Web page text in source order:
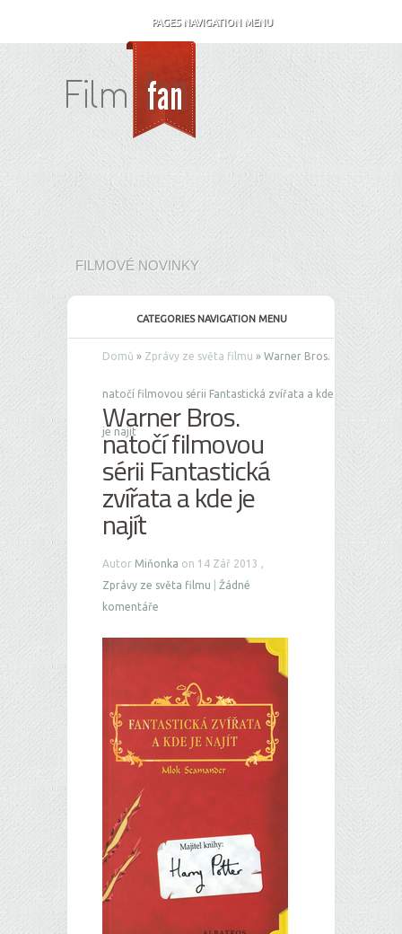
PAGES NAVIGATION MENU
FILMOVÉ NOVINKY
CATEGORIES NAVIGATION MENU
Domů » Zprávy ze světa filmu » Warner Bros.
natočí filmovou sérii Fantastická zvířata a kde
je najít
Warner Bros.
natočí filmovou
sérii Fantastická
zvířata a kde je
najít
Autor Miňonka on 14 Zář 2013 ,
Zprávy ze světa filmu
Žádné
komentáře